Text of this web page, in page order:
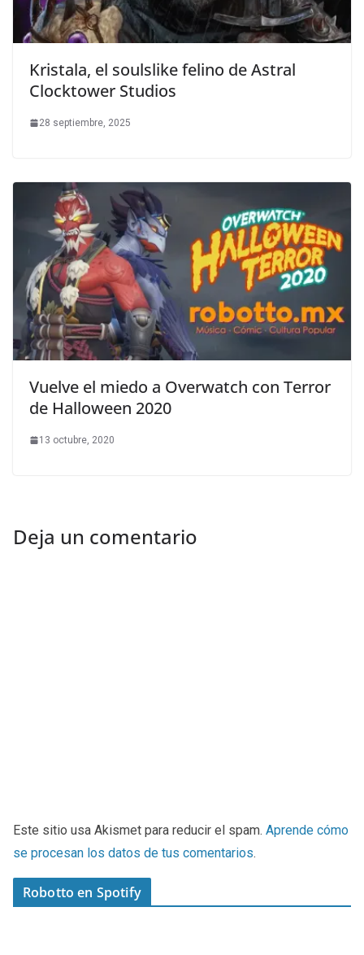
Kristala, el soulslike felino de Astral
Clocktower Studios
28 septiembre, 2025
Vuelve el miedo a Overwatch con Terror
de Halloween 2020
13 octubre, 2020
Deja un comentario
Este sitio usa Akismet para reducir el spam. Aprende cómo
se procesan los datos de tus comentarios.
Robotto en Spotify